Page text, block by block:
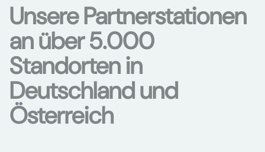
Unsere Partnerstationen
an über 5.000
Standorten in
Deutschland und
Österreich